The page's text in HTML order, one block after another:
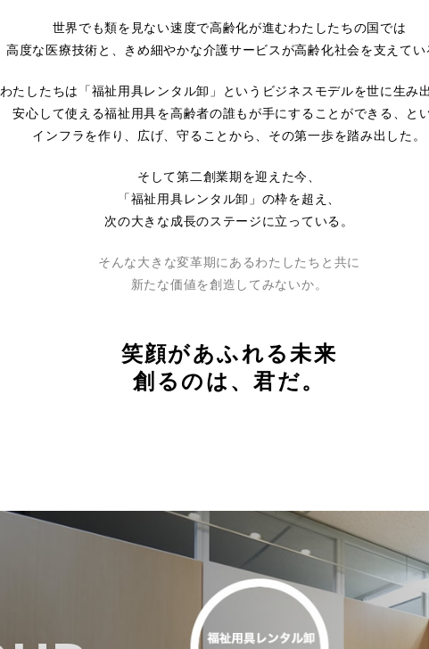
世界でも類を見ない速度で高齢化が進むわたしたちの国では
高度な医療技術と、きめ細やかな介護サービスが高齢化社会を支えてい
わたしたちは「福祉用具レンタル卸」というビジネスモデルを世に生み出
安心して使える福祉用具を高齢者の誰もが手にすることができる、と
インフラを作り、広げ、守ることから、その第一歩を踏み出した。
そして第二創業期を迎えた今、
「福祉用具レンタル卸」の枠を超え、
次の大きな成長のステージに立っている。
そんな大きな変革期にあるわたしたちと共に
新たな価値を創造してみないか。
笑顔があふれる未来
創るのは、君だ。